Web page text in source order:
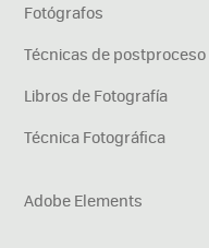
Fotógrafos
Técnicas de postproceso
Libros de Fotografía
Técnica Fotográfica
Adobe Elements